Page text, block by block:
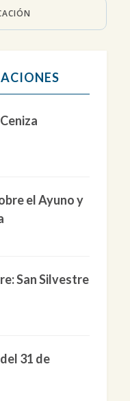
el Ayuno y
San Silvestre
31 de